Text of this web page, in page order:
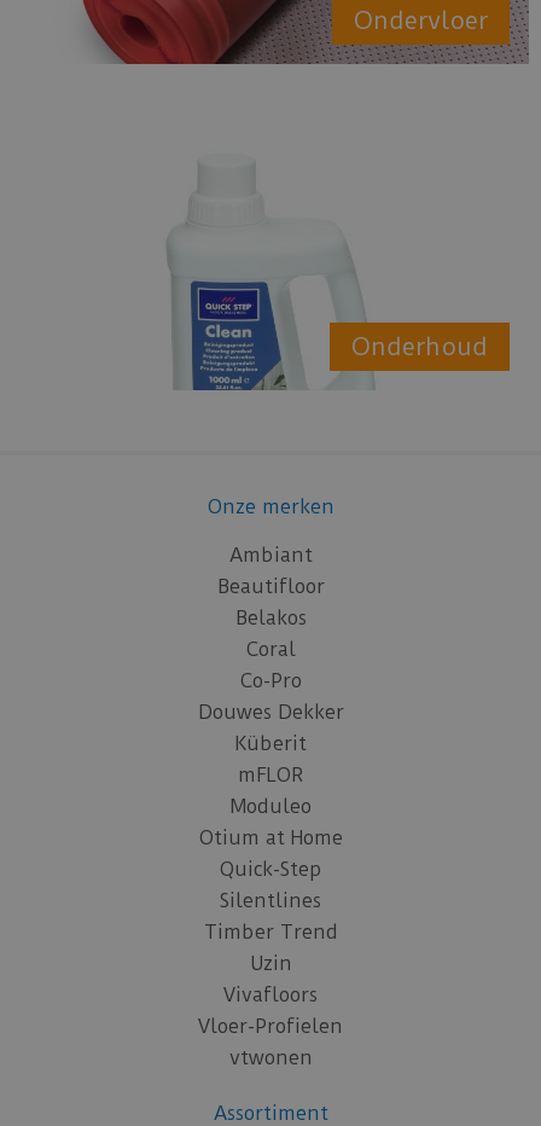
Ondervloer
Onderhoud
Onze merken
Ambiant
Beautifloor
Belakos
Coral
Co-Pro
Douwes Dekker
Küberit
mFLOR
Moduleo
Otium at Home
Quick-Step
Silentlines
Timber Trend
Uzin
Vivafloors
Vloer-Profielen
vtwonen
Assortiment